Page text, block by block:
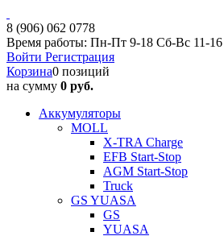
8 (906) 062 0778
Время работы: Пн-Пт 9-18 Сб-Вс 11-
Войти Регистрация
Корзина0 позиций
на сумму 0 руб.
Аккумуляторы
MOLL
X-TRA Charge
EFB Start-Stop
AGM Start-Stop
Truck
GS YUASA
GS
YUASA